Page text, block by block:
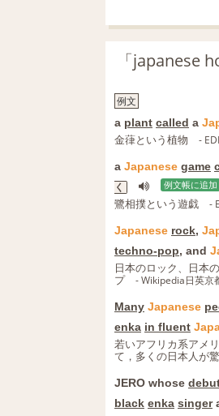
「japanese
例文
a plant called a
金葎という植物 -
a Japanese game
く
例文帳に追加
鷺相撲という遊戯 -
Japanese rock,
techno-pop, and
日本のロック、日本
プ
- Wikipedia日英京
Many Japanese
enka in fluent
若いアフリカ系アメ
て，多くの日本人が驚
JERO whose
black enka singer